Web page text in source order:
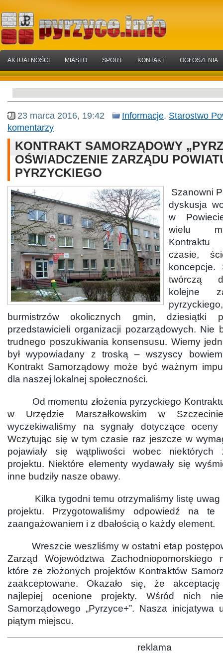
AKTUALNOŚCI MIASTO SPORT KONTAKT OGŁOSZENIA
23 marca 2016, 19:42 Informacje, Starostwo
komentarzy
KONTRAKT SAMORZĄDOWY
OŚWIADCZENIE ZARZĄDU
PYRZYCKIEGO
Szanowni
dyskusja
w
wielu
Kontraktu
czasie,
koncepcje.
twórczą
kolejne
burmistrzów okolicznych gmin, dziesiątki
przedstawicieli organizacji pozarządowych. Nie
trudnego poszukiwania konsensusu. Wiemy
był wypowiadany z troską – wszyscy
Kontrakt Samorządowy może być ważnym
dla naszej lokalnej społeczności.
Od momentu złożenia pyrzyckiego
w Urzędzie Marszałkowskim w
wyczekiwaliśmy na sygnały dotyczące
Wczytując się w tym czasie raz jeszcze w
pojawiały się wątpliwości wobec niektórych
projektu. Niektóre elementy wydawały się
inne budziły nasze obawy.
Kilka tygodni temu otrzymaliśmy listę uwag
projektu. Przygotowaliśmy odpowiedź na te
zaangażowaniem i z dbałością o każdy element.
Wreszcie weszliśmy w ostatni etap
Zarząd Województwa Zachodniopomorskiego
które ze złożonych projektów Kontraktów
zaakceptowane. Okazało się, że
najlepiej ocenione projekty. Wśród nich
Samorządowego „Pyrzyce+”. Nasza inicjatywa
piątym miejscu.
reklama